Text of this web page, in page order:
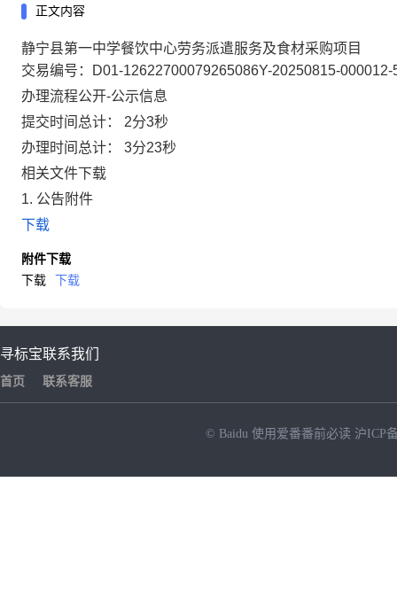
正文内容
静宁县第一中学餐饮中心劳务派遣服务及食材采购项目
交易编号：D01-12622700079265086Y-20250815-000012-
办理流程公开-公示信息
提交时间总计： 2分3秒
办理时间总计： 3分23秒
相关文件下载
1. 公告附件
下载
附件下载
下载
下载
寻标宝
首页
联系我们
联系客服
© Baidu 使用爱番番前必读 沪ICP